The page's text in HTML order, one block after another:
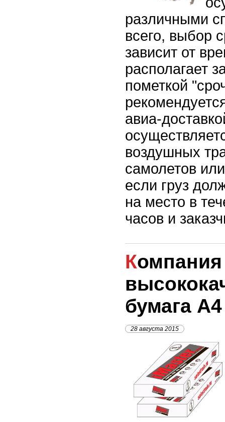
различными
всего, выбор
зависит от
располагает
пометкой
авиа-
воздушных
самолетов
если груз
на место в
часов и
Компания С.Т.И.К. -
бумага А4
28 августа 2015